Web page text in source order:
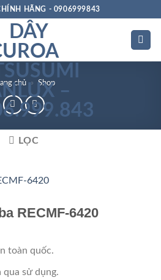
HÃNG - 0906999843
chủ » Shop
LỌC
RECMF-6420
toàn quốc.
qua sử dụng.